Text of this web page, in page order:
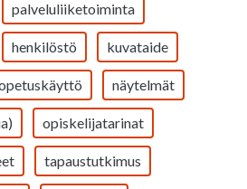
palveluliiketoiminta
henkilöstö kuvataide
näytelmät
opiskelijatarinat
tapaustutkimus